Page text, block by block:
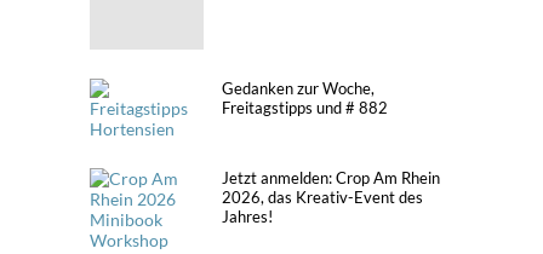
Gedanken zur Woche,
Freitagstipps und # 882
Jetzt anmelden: Crop Am Rhein
2026, das Kreativ-Event des
Jahres!